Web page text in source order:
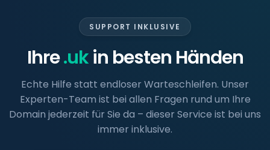
SUPPORT INKLUSIVE
Ihre.ukin besten Händen
Echte Hilfe statt endloser Warteschleifen. Unser
Experten-Team ist bei allen Fragen rund um Ihre
Domain jederzeit für Sie da – dieser Service ist bei uns
immer inklusive.